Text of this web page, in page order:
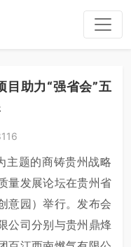
目助力“强省会”五
主题的商铸贵州战略
量发展论坛在贵州省
意园）举行。发布会
公司分别与贵州鼎烽